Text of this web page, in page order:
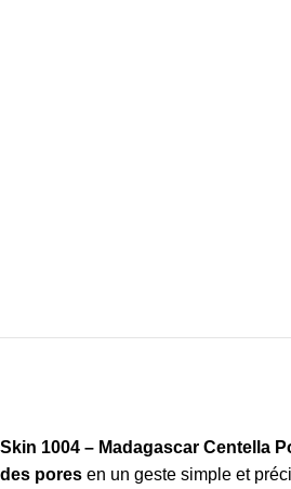
Skin 1004 – Madagascar Centella
des pores en un geste simple et